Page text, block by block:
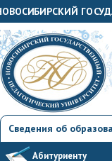
Сведения об
Абитуриенту